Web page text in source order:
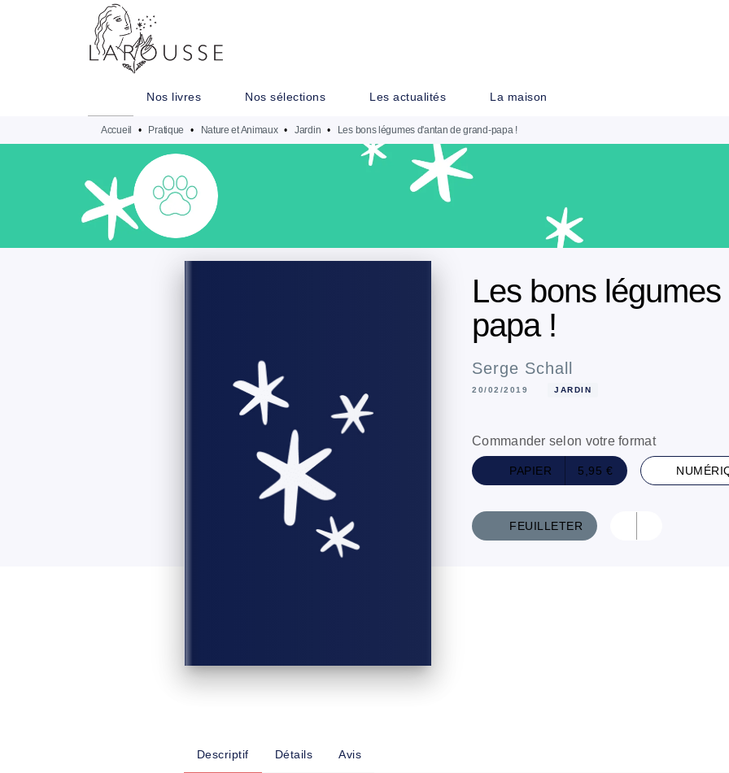
MENU
Nos livres Nos sélections Les actualités La maison
Accueil • Pratique • Nature et Animaux • Jardin • Les bons légumes d'antan de grand-papa !
Les bons
papa !
Serge Schall
20/02/2019 JARDIN
Commander selon votre format
PAPIER 5,95 €
FEUILLETER
Descriptif Détails Avis